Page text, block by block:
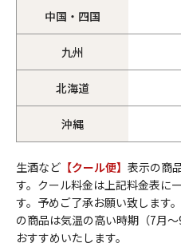
中国・四国
九州
北海道
沖縄
生酒など 【クール便】 表示の商
す。クール料金は上記料金表に
す。予めご了承お願い致します。
の商品は気温の高い時期（7月
おすすめいたします。